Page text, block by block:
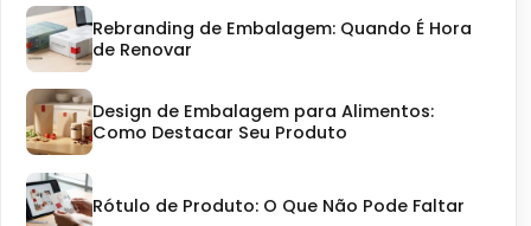
Rebranding de Embalagem: Quando É Hora
de Renovar
Design de Embalagem para Alimentos:
Como Destacar Seu Produto
Rótulo de Produto: O Que Não Pode Faltar